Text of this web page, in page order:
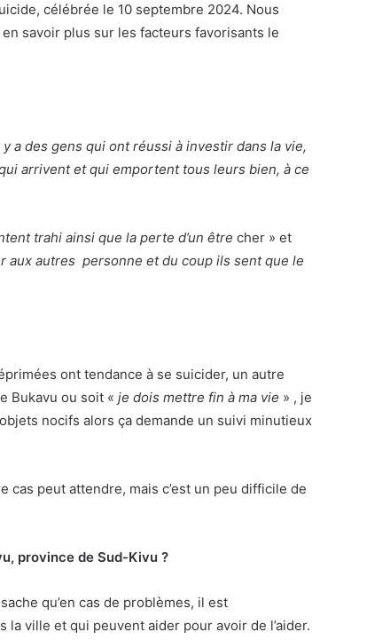
célébrée le 10 septembre 2024. Nous
savoir plus sur les facteurs favorisants le
y a des gens qui ont réussi à investir dans la vie,
arrivent et qui emportent tous leurs bien, à ce
trahi ainsi que la perte d’un être cher » et
aux autres personne et du coup ils sent que le
ont tendance à se suicider, un autre
Bukavu ou soit « je dois mettre fin à ma vie » , je
nocifs alors ça demande un suivi minutieux
peut attendre, mais c’est un peu difficile de
province de Sud-Kivu ?
qu’en cas de problèmes, il est
ville et qui peuvent aider pour avoir de l’aider.